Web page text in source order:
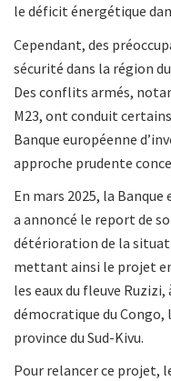
le déficit énergétique
Cependant, des
sécurité dans la région
Des conflits armés,
M23, ont conduit
Banque européenne
approche prudente
En mars 2025, la
a annoncé le report de
détérioration de la
mettant ainsi le projet
les eaux du fleuve
démocratique du Congo,
province du Sud-Kivu.
Pour relancer ce projet,